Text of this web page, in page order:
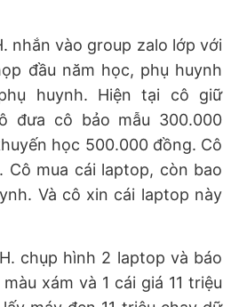
nhắn vào group zalo lớp với
đầu năm học, phụ huynh
huynh. Hiện tại cô giữ
đưa cô bảo mẫu 300.000
học 500.000 đồng. Cô
Cô mua cái laptop, còn bao
Và cô xin cái laptop này
chụp hình 2 laptop và báo
xám và 1 cái giá 11 triệu